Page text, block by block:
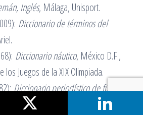
Inglés, Málaga, Unisport.
Diccionario de términos del
Diccionario náutico, México D.F.,
los Juegos de la XIX Olimpiada.
Diccionario periodístico de fútbol,
Diplomática.